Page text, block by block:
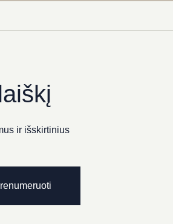
ir išskirtinius